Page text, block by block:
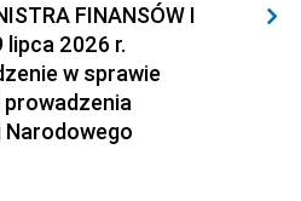
FINANSÓW I
lipca 2026 r.
w sprawie